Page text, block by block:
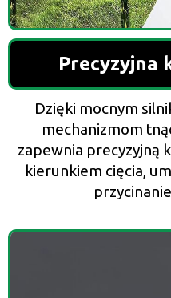
Precyzyjna
Dzięki mocnym
mechanizmom
zapewnia precyzyjną
kierunkiem cięcia,